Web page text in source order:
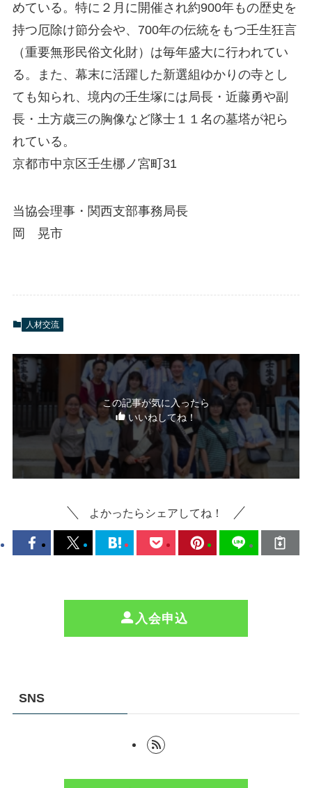
めている。特に２月に開催され約900年もの歴史を
持つ厄除け節分会や、700年の伝統をもつ壬生狂言
（重要無形民俗文化財）は毎年盛大に行われてい
る。また、幕末に活躍した新選組ゆかりの寺とし
ても知られ、境内の壬生塚には局長・近藤勇や副
長・土方歳三の胸像など隊士１１名の墓塔が祀ら
れている。
京都市中京区壬生梛ノ宮町31
当協会理事・関西支部事務局長
岡 晃市
人材交流
この記事が気に入ったら
いいねしてね！
よかったらシェアしてね！
入会申込
SNS